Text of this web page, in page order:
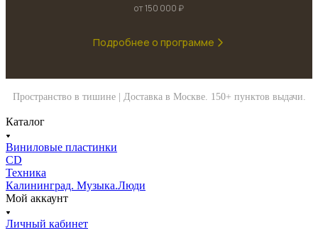
от 150 000 ₽
Подробнее о программе
Пространство в тишине | Доставка в Москве. 150+ пунктов выдачи.
Каталог
Виниловые пластинки
CD
Техника
Калининград. Музыка.Люди
Мой аккаунт
Личный кабинет